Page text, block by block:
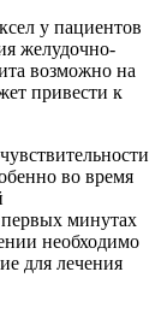
у пациентов
желудочно-
возможно на
привести к
во время
минутах
необходимо
для лечения